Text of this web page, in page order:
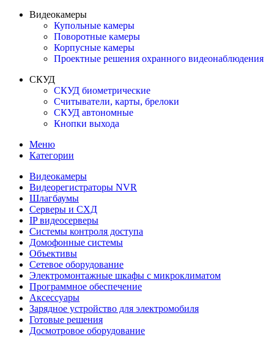
Видеокамеры
Купольные камеры
Поворотные камеры
Корпусные камеры
Проектные решения охранного видеонаблюдения
СКУД
СКУД биометрические
Считыватели, карты, брелоки
СКУД автономные
Кнопки выхода
Меню
Категории
Видеокамеры
Видеорегистраторы NVR
Шлагбаумы
Серверы и СХД
IP видеосерверы
Системы контроля доступа
Домофонные системы
Объективы
Сетевое оборудование
Электромонтажные шкафы с микроклиматом
Программное обеспечение
Аксессуары
Зарядное устройство для электромобиля
Готовые решения
Досмотровое оборудование